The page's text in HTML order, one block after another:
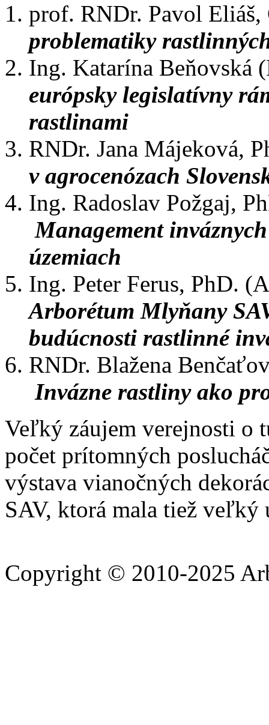
prof. RNDr. Pavol
problematiky
Ing. Katarína Beňovská
európsky legislatívny
rastlinami
RNDr. Jana Májeková,
v agrocenózach
Ing. Radoslav Požgaj,
Management
územiach
Ing. Peter Ferus, PhD.
Arborétum Mlyňany
budúcnosti rastlinné
RNDr. Blažena
Invázne rastliny ako
Veľký záujem verejnosti o
počet prítomných
výstava vianočných
SAV, ktorá mala tiež veľký
Copyright © 2010-2025